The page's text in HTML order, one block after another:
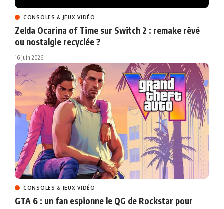
CONSOLES & JEUX VIDÉO
Zelda Ocarina of Time sur Switch 2 : remake rêvé
ou nostalgie recyclée ?
16 juin 2026
CONSOLES & JEUX VIDÉO
GTA 6 : un fan espionne le QG de Rockstar pour